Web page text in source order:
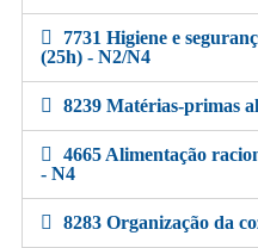
7731 Higiene e
(25h) - N2/N4
8239 Matérias-primas
4665 Alimentação
- N4
8283 Organização da